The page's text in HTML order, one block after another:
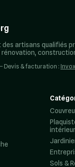
artisans qualifiés
Devis & facturation :
Sols &